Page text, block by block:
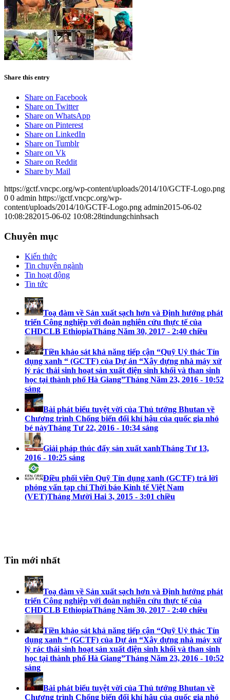
Share this entry
Share on Facebook
Share on Twitter
Share on WhatsApp
Share on Pinterest
Share on LinkedIn
Share on Tumblr
Share on Vk
Share on Reddit
Share by Mail
https://gctf.vncpc.org/wp-content/uploads/2014/10/GCTF-Logo.png
0 0 admin https://gctf.vncpc.org/wp-
content/uploads/2014/10/GCTF-Logo.png admin2015-06-02
10:08:282015-06-02 10:08:28tindungchinhsach
Chuyên mục
Kiến thức
Tin chuyên ngành
Tin hoạt động
Tin tức
Toạ đàm về Sản xuất sạch hơn và Định hướng phát
triển Công nghiệp với đoàn nghiên cứu thực tế của
CHDCLB EthiopiaTháng Năm 30, 2017 - 2:40 chiều
Tiền khảo sát khả năng tiếp cận “Quỹ Uỷ thác Tín
dụng xanh “ (GCTF) của Dự án “Xây dựng nhà máy xử
lý rác thải sinh hoạt sản xuất điện sinh khối và than sinh
học tại thành phố Hà Giang”Tháng Năm 23, 2016 - 10:52
sáng
Bài phát biểu tuyệt vời của Thủ tướng Bhutan về
Chương trình Chống biến đổi khí hậu của quốc gia nhỏ
bé nàyTháng Tư 22, 2016 - 10:34 sáng
Giải pháp thúc đẩy sản xuất xanhTháng Tư 13,
2016 - 10:25 sáng
Điều phối viên Quỹ Tín dụng xanh (GCTF) trả lời
phỏng vấn tạp chí Thời báo Kinh tế Việt Nam
(VET)Tháng Mười Hai 3, 2015 - 3:01 chiều
Tin mới nhất
Toạ đàm về Sản xuất sạch hơn và Định hướng phát
triển Công nghiệp với đoàn nghiên cứu thực tế của
CHDCLB EthiopiaTháng Năm 30, 2017 - 2:40 chiều
Tiền khảo sát khả năng tiếp cận “Quỹ Uỷ thác Tín
dụng xanh “ (GCTF) của Dự án “Xây dựng nhà máy xử
lý rác thải sinh hoạt sản xuất điện sinh khối và than sinh
học tại thành phố Hà Giang”Tháng Năm 23, 2016 - 10:52
sáng
Bài phát biểu tuyệt vời của Thủ tướng Bhutan về
Chương trình Chống biến đổi khí hậu của quốc gia nhỏ